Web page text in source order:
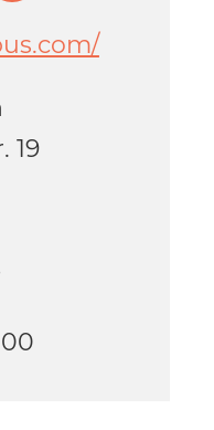
19